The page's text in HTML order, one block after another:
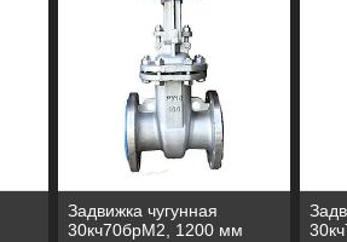
Задвижка чугунная
30кч70брМ2, 1200 мм